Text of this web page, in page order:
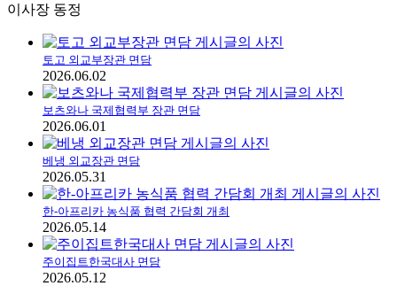
이사장 동정
토고 외교부장관 면담
2026.06.02
보츠와나 국제협력부 장관 면담
2026.06.01
베냉 외교장관 면담
2026.05.31
한-아프리카 농식품 협력 간담회 개최
2026.05.14
주이집트한국대사 면담
2026.05.12